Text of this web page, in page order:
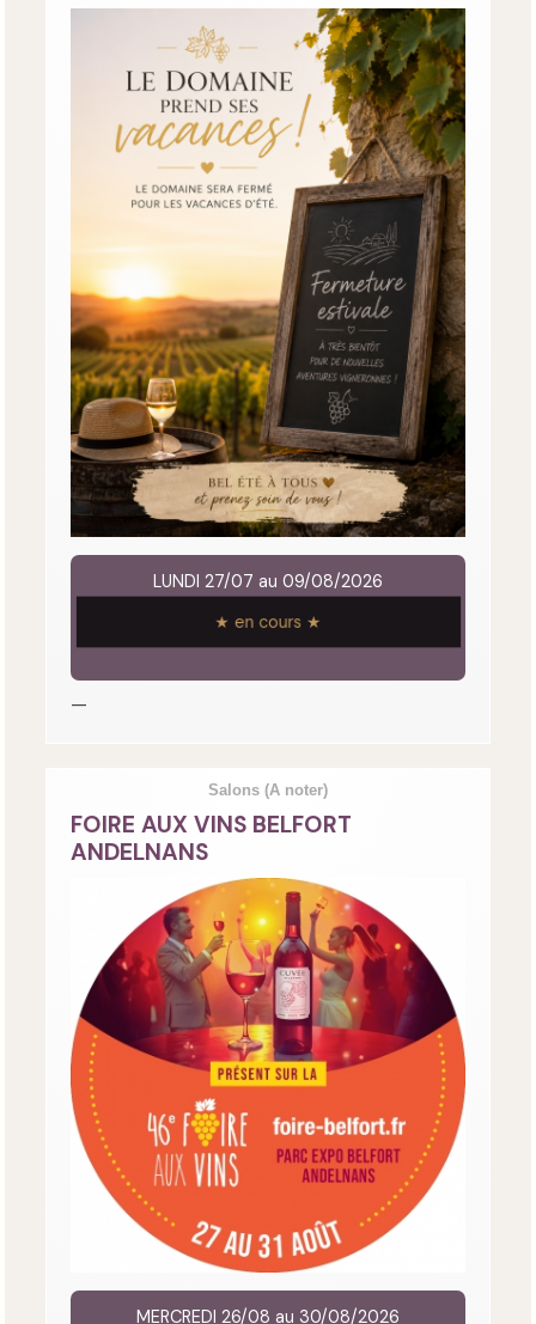
LUNDI 27/07 au 09/08/2026
★ en cours ★
—
Salons (A noter)
FOIRE AUX VINS BELFORT
ANDELNANS
MERCREDI 26/08 au 30/08/2026